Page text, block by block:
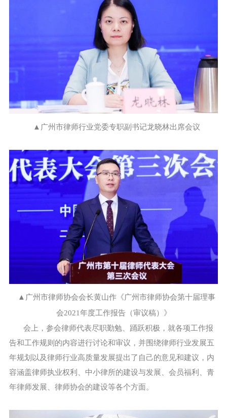
▲广州市律师行业党委专职副书记龙晓林出席会议
▲广州市律师协会会长黄山作《广州市律师协会第十届理事
会2021年度工作报告（审议稿）》
会上，参会律师代表尽职勤勉、踊跃积极，就各项工作报
告和工作规则的内容进行讨论和审议，并围绕律师行业发展五
年规划以及律师行业高质量发展提出了自己的意见和建议，内
容涵盖律师执业权利、中小律所的建设与发展、会员福利、青
年律师发展、律师协会的建设等各个方面。